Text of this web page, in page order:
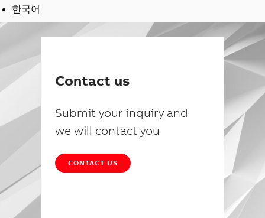
한국어
Contact us
Submit your inquiry and
we will contact you
CONTACT US